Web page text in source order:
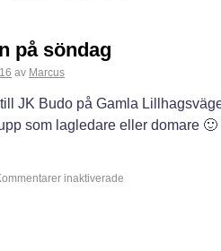
på söndag
av Marcus
JK Budo på Gamla
som lagledare eller domare
inaktiverade